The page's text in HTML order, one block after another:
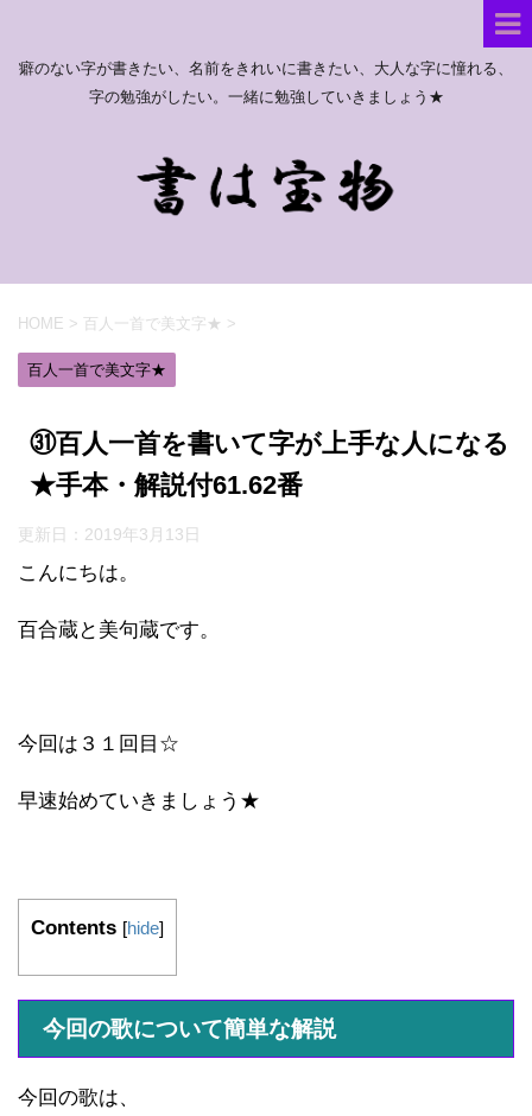
癖のない字が書きたい、名前をきれいに書きたい、大人な字に憧れる、
字の勉強がしたい。一緒に勉強していきましょう★
HOME > 百人一首で美文字★ >
百人一首で美文字★
㉛百人一首を書いて字が上手な人になる
★手本・解説付61.62番
更新日： 2019年3月13日
こんにちは。
百合蔵と美句蔵です。
今回は３１回目☆
早速始めていきましょう★
Contents [hide]
今回の歌について簡単な解説
今回の歌は、